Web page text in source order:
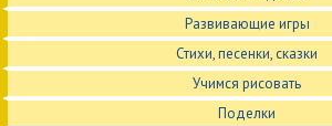
Развивающие игры
Стихи, песенки, сказки
Учимся рисовать
Поделки